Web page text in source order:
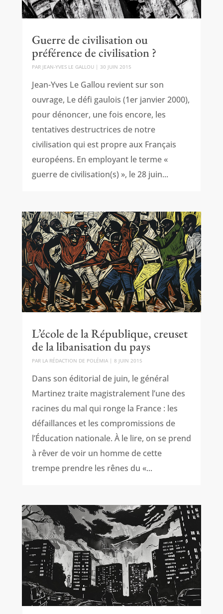
Guerre de civilisation ou
préférence de civilisation ?
PAR JEAN-YVES LE GALLOU| 30 JUIN 2015
Jean-Yves Le Gallou revient sur son
ouvrage, Le défi gaulois (1er janvier 2000),
pour dénoncer, une fois encore, les
tentatives destructrices de notre
civilisation qui est propre aux Français
européens. En employant le terme «
guerre de civilisation(s) », le 28 juin...
L’école de la République, creuset
de la libanisation du pays
PAR LA RÉDACTION DE POLÉMIA| 8 JUIN 2015
Dans son éditorial de juin, le général
Martinez traite magistralement l’une des
racines du mal qui ronge la France : les
défaillances et les compromissions de
l’Éducation nationale. À le lire, on se prend
à rêver de voir un homme de cette
trempe prendre les rênes du «...